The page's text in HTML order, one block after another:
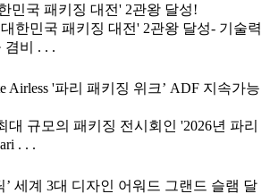
민국 패키징 대전' 2관왕 달성!
한민국 패키징 대전' 2관왕 달성- 기술력
겸비 . . .
Airless '파리 패키징 위크’ ADF 지속가능
대 규모의 패키징 전시회인 '2026년 파리
. . .
’ 세계 3대 디자인 어워드 그랜드 슬램 달